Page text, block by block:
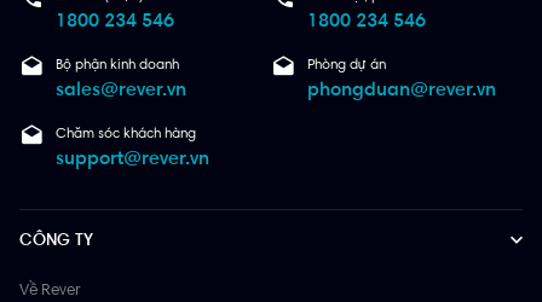
1800 234 546 1800 234 546
Bộ phận kinh doanh
sales@rever.vn
Phòng dự án
phongduan@rever.vn
Chăm sóc khách hàng
support@rever.vn
CÔNG TY
Về Rever